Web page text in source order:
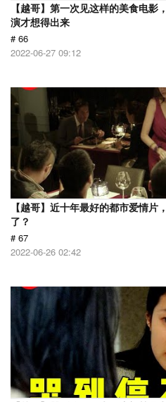
【越哥】第一次见这样的美食电影
演才想得出来
# 66
2022-06-27 09:12
【越哥】近十年最好的都市爱情
了？
# 67
2022-06-26 02:42